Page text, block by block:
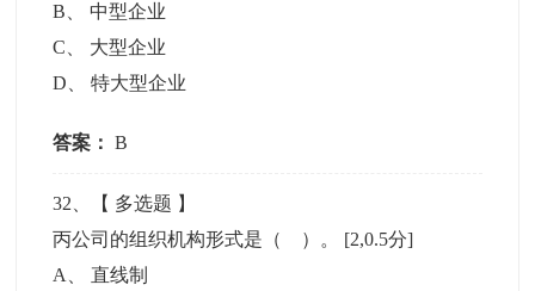
B
中型企业
C
大型企业
D 、特大型企业
答案： B
32 、【 多选题 】
丙公司的组织机构形式是（ ）。 [2,0.5分]
A
、直线制